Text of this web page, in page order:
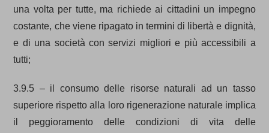
una volta per tutte, ma richiede ai cittadini un impegno
costante, che viene ripagato in termini di libertà e dignità,
e di una società con servizi migliori e più accessibili a
tutti;
3.9.5 – il consumo delle risorse naturali ad un tasso
superiore rispetto alla loro rigenerazione naturale implica
il peggioramento delle condizioni di vita delle